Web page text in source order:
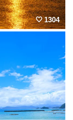
1304